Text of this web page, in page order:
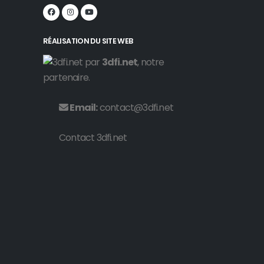
RÉALISATION DU SITE WEB
par 3dfi.net, notre
partenaire.
Email:contact@3dfi.net
Contact 3dfi.net